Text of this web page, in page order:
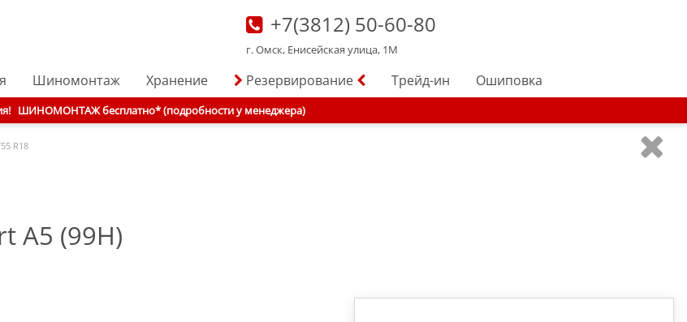
+7(3812) 50-60-80
г. Омск, Енисейская улица, 1М
Шиномонтаж Хранение Резервирование Трейд-ин Ошиповка
ШИНОМОНТАЖ бесплатно* (подробности у менеджера)
R18
A5 (99H)